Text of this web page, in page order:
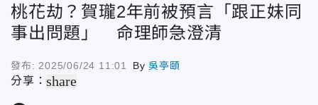
桃花劫？賀瓏2年前被預言「跟正妹同
事出問題」 命理師急澄清
發布: 2025/06/24 11:01 By吳亭頤
分享：share